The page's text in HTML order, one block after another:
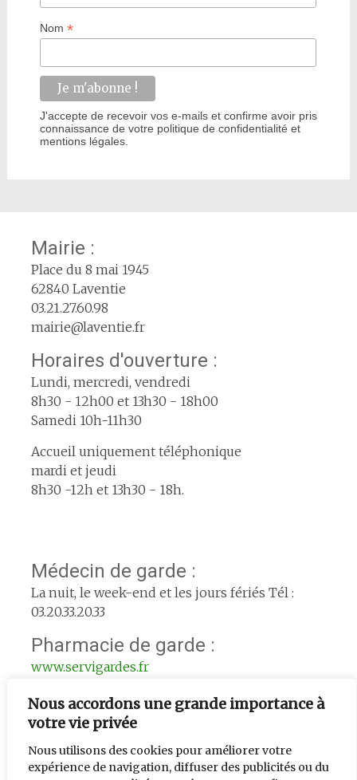
Nous accordons une grande importance à
votre vie privée
Nous utilisons des cookies pour améliorer votre
expérience de navigation, diffuser des publicités ou du
Nom*
J'accepte de recevoir vos e-mails et confirme avoir pris
connaissance de votre politique de confidentialité et
mentions légales.
Mairie :
Place du 8 mai 1945
62840 Laventie
03.21.27.60.98
mairie@laventie.fr
Horaires d'ouverture :
Lundi, mercredi, vendredi
8h30 - 12h00 et 13h30 - 18h00
Samedi 10h-11h30
Accueil uniquement téléphonique
mardi et jeudi
8h30 -12h et 13h30 - 18h.
Médecin de garde :
La nuit, le week-end et les jours fériés Tél :
03.20.33.20.33
Pharmacie de garde :
www.servigardes.fr
Urgence le week-end :
L'adjoint de semaine : 06.74.56.33.39